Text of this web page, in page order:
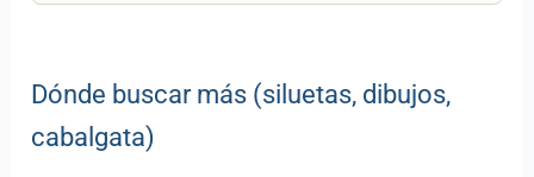
Dónde buscar más (siluetas, dibujos,
cabalgata)